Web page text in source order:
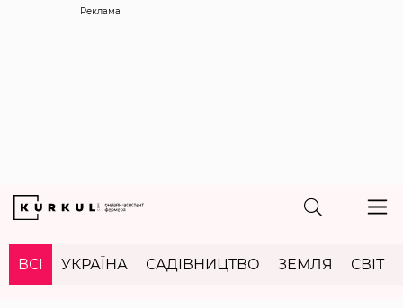
Реклама
ВСІ УКРАЇНА САДІВНИЦТВО ЗЕМЛЯ СВІТ